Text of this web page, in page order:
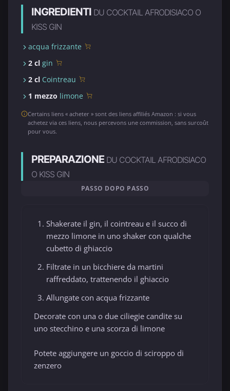
INGREDIENTI DU COCKTAIL AFRODISIACO O
KISS GIN
acqua frizzante
2 cl gin
2 cl Cointreau
1 mezzo limone
Certains liens « acheter » sont des liens affiliés Amazon : si vous
achetez via ces liens, nous percevons une commission, sans surcoût
pour vous.
PREPARAZIONE DU COCKTAIL AFRODISIACO
O KISS GIN
PASSO DOPO PASSO
Shakerate il gin, il cointreau e il succo di
mezzo limone in uno shaker con qualche
cubetto di ghiaccio
Filtrate in un bicchiere da martini
raffreddato, trattenendo il ghiaccio
Allungate con acqua frizzante
Decorate con una o due ciliegie candite su
uno stecchino e una scorza di limone
Potete aggiungere un goccio di sciroppo di
zenzero